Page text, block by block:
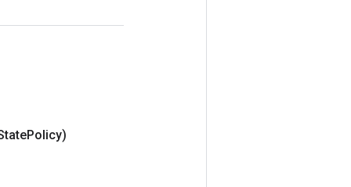
Policy)